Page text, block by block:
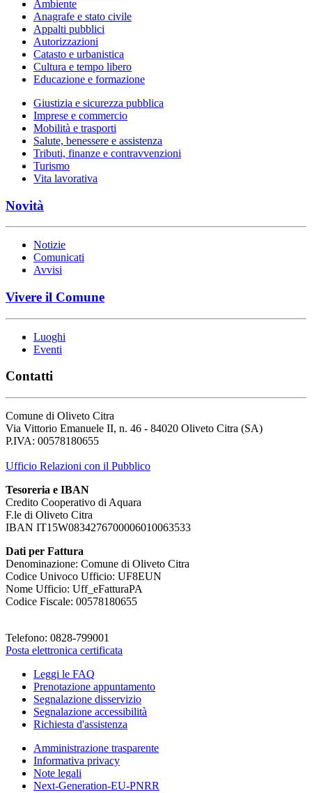
Ambiente
Anagrafe e stato civile
Appalti pubblici
Autorizzazioni
Catasto e urbanistica
Cultura e tempo libero
Educazione e formazione
Giustizia e sicurezza pubblica
Imprese e commercio
Mobilità e trasporti
Salute, benessere e assistenza
Tributi, finanze e contravvenzioni
Turismo
Vita lavorativa
Novità
Notizie
Comunicati
Avvisi
Vivere il Comune
Luoghi
Eventi
Contatti
Comune di Oliveto Citra
Via Vittorio Emanuele II, n. 46 - 84020 Oliveto Citra (SA)
P.IVA: 00578180655
Ufficio Relazioni con il Pubblico
Tesoreria e IBAN
Credito Cooperativo di Aquara
F.le di Oliveto Citra
IBAN IT15W0834276700006010063533
Dati per Fattura
Denominazione: Comune di Oliveto Citra
Codice Univoco Ufficio: UF8EUN
Nome Ufficio: Uff_eFatturaPA
Codice Fiscale: 00578180655
Telefono: 0828-799001
Posta elettronica certificata
Leggi le FAQ
Prenotazione appuntamento
Segnalazione disservizio
Segnalazione accessibilità
Richiesta d'assistenza
Amministrazione trasparente
Informativa privacy
Note legali
Next-Generation-EU-PNRR